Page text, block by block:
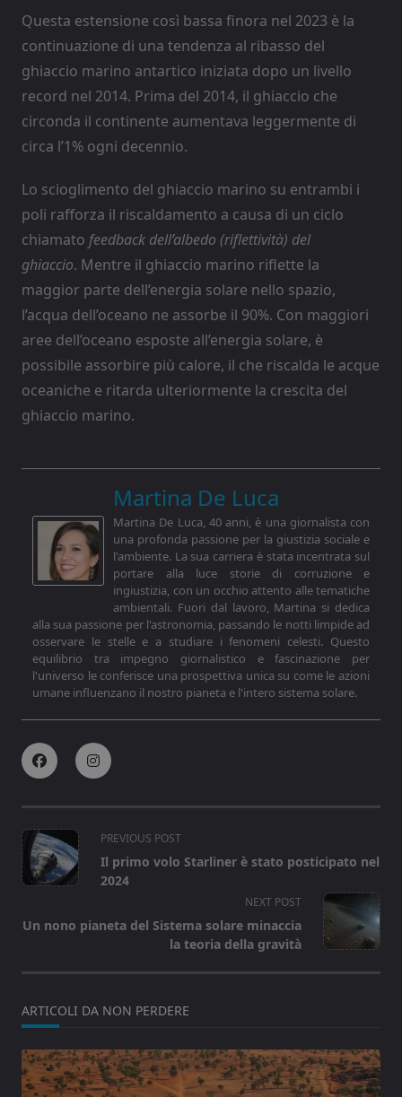
Questa estensione così bassa finora nel 2023 è la
continuazione di una tendenza al ribasso del
ghiaccio marino antartico iniziata dopo un livello
record nel 2014. Prima del 2014, il ghiaccio che
circonda il continente aumentava leggermente di
circa l’1% ogni decennio.
Lo scioglimento del ghiaccio marino su entrambi i
poli rafforza il riscaldamento a causa di un ciclo
chiamato feedback dell’albedo (riflettività) del
ghiaccio. Mentre il ghiaccio marino riflette la
maggior parte dell’energia solare nello spazio,
l’acqua dell’oceano ne assorbe il 90%. Con maggiori
aree dell’oceano esposte all’energia solare, è
possibile assorbire più calore, il che riscalda le acque
oceaniche e ritarda ulteriormente la crescita del
ghiaccio marino.
Martina De Luca
Martina De Luca, 40 anni, è una giornalista con
una profonda passione per la giustizia sociale e
l'ambiente. La sua carriera è stata incentrata sul
portare alla luce storie di corruzione e
ingiustizia, con un occhio attento alle tematiche
ambientali. Fuori dal lavoro, Martina si dedica
alla sua passione per l'astronomia, passando le notti limpide ad
osservare le stelle e a studiare i fenomeni celesti. Questo
equilibrio tra impegno giornalistico e fascinazione per
l'universo le conferisce una prospettiva unica su come le azioni
umane influenzano il nostro pianeta e l'intero sistema solare.
<span
class="nav-
subtitle
reader-
PREVIOUS POST
Il primo volo Starliner è stato posticipato nel
2024
NEXT POST
Un nono pianeta del Sistema solare minaccia
la teoria della gravità
ARTICOLI DA NON PERDERE